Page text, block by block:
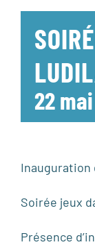
22
Inauguration
Soirée jeux
Présence